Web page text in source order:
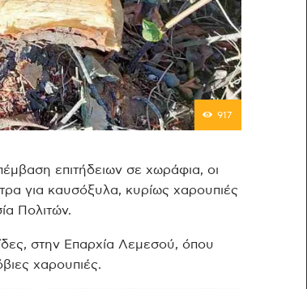
917
επιτήδειων σε χωράφια, οι
για καυσόξυλα, κυρίως χαρουπιές
Πολιτών.
στην Επαρχία Λεμεσού, όπου
χαρουπιές.